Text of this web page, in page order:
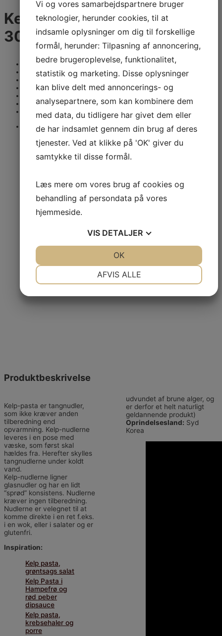
Kelp-pastanudler glutenfri
300 gr.
Varenummer: DF45
BC Varenr.:245603
245603
INCO varenr.:245603
Condi varenr.:12520
Helsam varenr.:
6272
Producent: Diet Food
Produktbeskrivelse
Kelp-pasta er tangnudler,
som ikke kræver anden
tilberedning end
opvarmning. Kelp-nudlerne
leveres i en pose med
væske, som først skal
hældes fra. Herefter skylles
tangnudlerne under koldt
vand.
Kelp-nudlerne ligner
glasnudler og har en lidt
“sprød” konsistens. Nudlerne
kræver ingen tilberedning.
Nudlerne er velegnet til at
komme direkte i en ret f.eks.
i en wok, eller i salater og er
glutenfri.
Inspiration:
Kelp pasta,
grøntsags salat
Kelp Pasta i
Hampefrø og
rød peber
dipsauce
Kelp pasta,
krebsehaler og
porre
udvundet af brune alger, og
er derfor et helt naturligt
geldannende produkt)
Oprindelsesland: Syd
Korea
Vi og vores samarbejdspartnere bruger
teknologier, herunder cookies, til at
indsamle oplysninger om dig til forskellige
formål, herunder: Tilpasning af annoncering,
bedre brugeroplevelse, funktionalitet,
statistik og marketing. Disse oplysninger
kan blive delt med annoncerings- og
analysepartnere, som kan kombinere dem
med data, du tidligere har givet dem eller
de har indsamlet gennem din brug af deres
tjenester. Ved at klikke på 'OK' giver du
samtykke til disse formål.
Læs mere om vores brug af cookies og
behandling af persondata på vores
hjemmeside.
VIS DETALJER
AFVIS ALLE
OK